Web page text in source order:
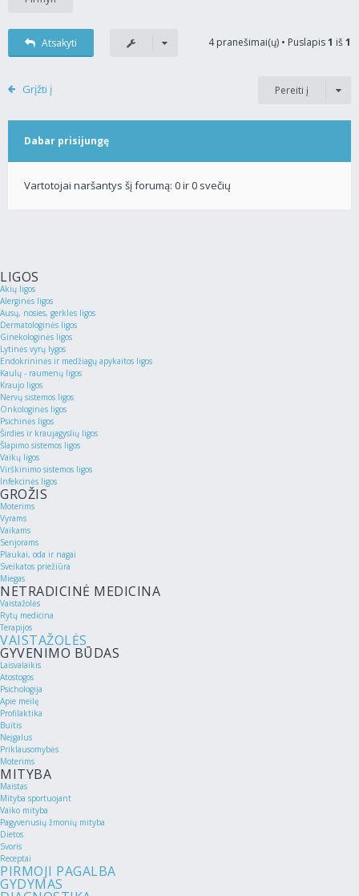
Atsakyti 4 pranešimai(ų) • Puslapis1 iš1
Grįžti į Pereiti į
Dabar prisijungę
Vartotojai naršantys šį forumą: 0 ir 0 svečių
LIGOS
Akių ligos
Alerginės ligos
Ausų, nosies, gerklės ligos
Dermatologinės ligos
Ginekologinės ligos
Lytinės vyrų lygos
Endokrininės ir medžiagų apykaitos ligos
Kaulų - raumenų ligos
Kraujo ligos
Nervų sistemos ligos
Onkologinės ligos
Psichinės ligos
Širdies ir kraujagyslių ligos
Šlapimo sistemos ligos
Vaikų ligos
Virškinimo sistemos ligos
Infekcinės ligos
GROŽIS
Moterims
Vyrams
Vaikams
Senjorams
Plaukai, oda ir nagai
Sveikatos priežiūra
Miegas
NETRADICINĖ MEDICINA
Vaistažolės
Rytų medicina
Terapijos
VAISTAŽOLĖS
GYVENIMO BŪDAS
Laisvalaikis
Atostogos
Psichologija
Apie meilę
Profilaktika
Buitis
Neįgalus
Priklausomybės
Moterims
MITYBA
Maistas
Mityba sportuojant
Vaiko mityba
Pagyvenusių žmonių mityba
Dietos
Svoris
Receptai
PIRMOJI PAGALBA
GYDYMAS